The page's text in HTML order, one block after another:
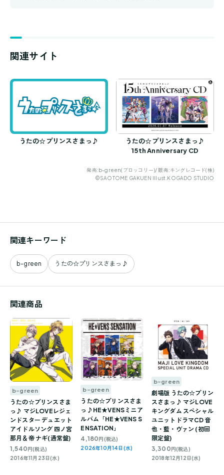
関連サイト
うたの☆プリンスさまっ♪
うたの☆プリンスさまっ♪
15th Anniversary CD
発売:b-green(ブロッコリー)/ 販売:キングレコード(株)
©SAOTOME GAKUEN Illust.KOGADO STUDIO
関連キーワード
b-green うたの☆プリンスさまっ♪
関連商品
b-green
うたの☆プリンスさま
っ♪ マジLOVEレジェ
ンドスター デュエット
アイドルソング 四ノ宮
那月＆帝 ナギ(通常盤)
1,540円(税込)
2016年11月23日(水)
b-green
うたの☆プリンスさま
っ♪HE★VENSミニア
ルバム「HE★VENS S
ENSATION」
4,180 円(税込)
2026年10月14日(水)
b-green
劇場版 うたの☆プリン
スさまっ♪ マジLOVE
キングダム スペシャル
ユニットドラマCD 音
也・藍・ヴァン (初回
限定盤)
3,300円(税込)
2018年12月12日(水)